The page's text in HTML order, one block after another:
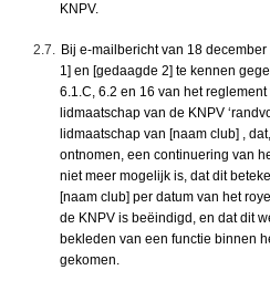
KNPV.
2.7. Bij e-mailbericht van 18
1] en [gedaagde 2] te kennen
6.1.C, 6.2 en 16 van het
lidmaatschap van de KNPV
lidmaatschap van [naam club] ,
ontnomen, een continuering van
niet meer mogelijk is, dat dit
[naam club] per datum van het
de KNPV is beëindigd, en dat dit
bekleden van een functie binnen
gekomen.